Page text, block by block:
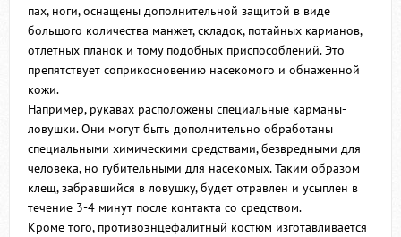
пах, ноги, оснащены дополнительной защитой в виде
большого количества манжет, складок, потайных карманов,
отлетных планок и тому подобных приспособлений. Это
препятствует соприкосновению насекомого и обнаженной
кожи.
Например, рукавах расположены специальные карманы-
ловушки. Они могут быть дополнительно обработаны
специальными химическими средствами, безвредными для
человека, но губительными для насекомых. Таким образом
клещ, забравшийся в ловушку, будет отравлен и усыплен в
течение 3-4 минут после контакта со средством.
Кроме того, противоэнцефалитный костюм изготавливается